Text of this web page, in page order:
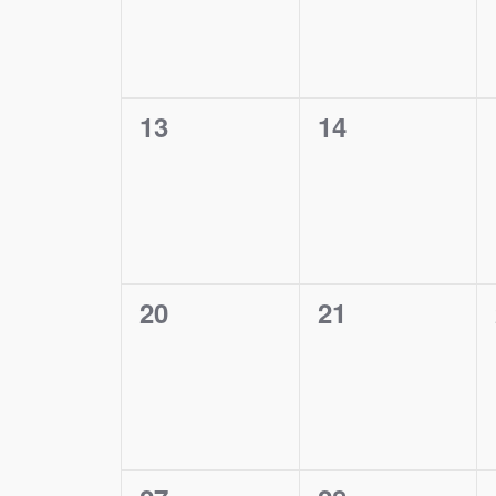
0
13
0
14
0
20
0
21